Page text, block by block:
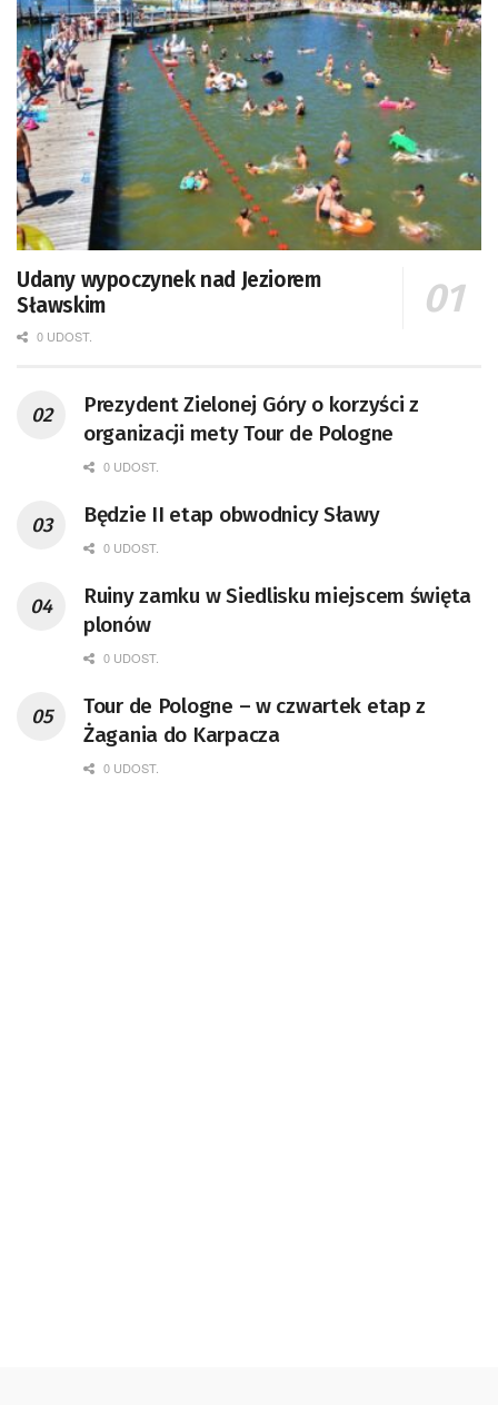
Udany wypoczynek nad Jeziorem
Sławskim
0 UDOST.
Prezydent Zielonej Góry o korzyści z
organizacji mety Tour de Pologne
0 UDOST.
Będzie II etap obwodnicy Sławy
0 UDOST.
Ruiny zamku w Siedlisku miejscem święta
plonów
0 UDOST.
Tour de Pologne – w czwartek etap z
Żagania do Karpacza
0 UDOST.